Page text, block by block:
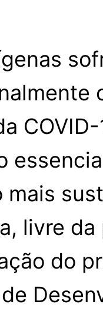
mais
livre da
do